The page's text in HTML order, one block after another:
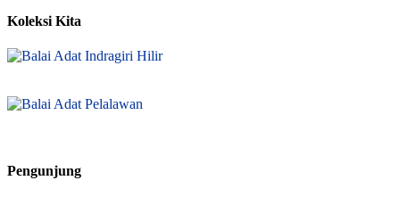
Koleksi Kita
Pengunjung